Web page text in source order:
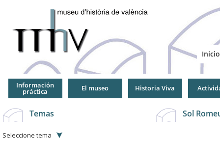
Inicio
Información
práctica El museo Historia Viva
Temas
Seleccione tema
Sol